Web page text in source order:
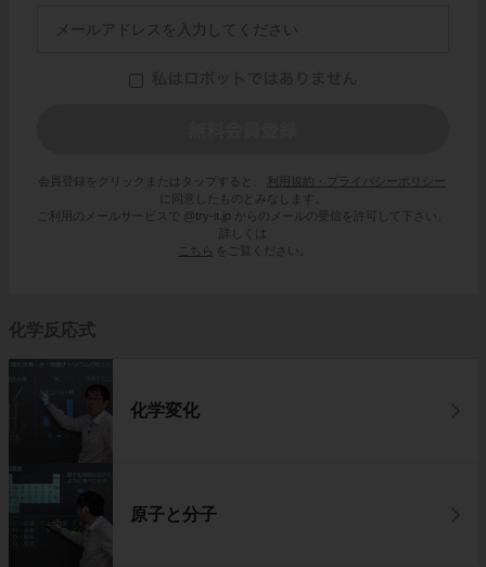
会員登録をクリックまたはタップすると、
利用規約・プライバシーポリシー
に同意したものとみなします。
ご利用のメールサービスで @try-it.jp からのメールの受信を許可して下さい。
詳しくは
こちら
をご覧ください。
化学反応式
化学変化
原子と分子